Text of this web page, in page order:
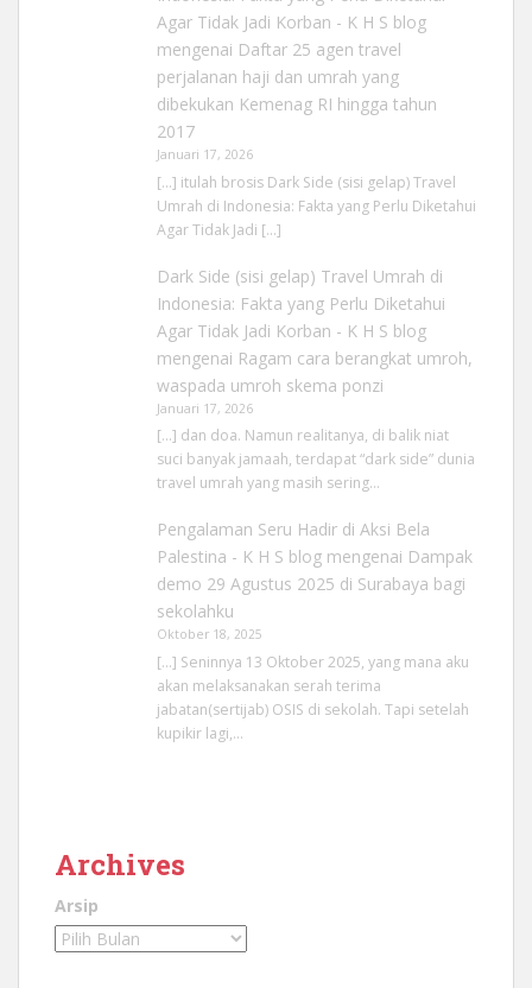
Agar Tidak Jadi Korban - K H S blog
mengenai Daftar 25 agen travel
perjalanan haji dan umrah yang
dibekukan Kemenag RI hingga tahun
2017
Januari 17, 2026
[…] itulah brosis Dark Side (sisi gelap) Travel
Umrah di Indonesia: Fakta yang Perlu Diketahui
Agar Tidak Jadi […]
Dark Side (sisi gelap) Travel Umrah di
Indonesia: Fakta yang Perlu Diketahui
Agar Tidak Jadi Korban - K H S blog
mengenai Ragam cara berangkat umroh,
waspada umroh skema ponzi
Januari 17, 2026
[…] dan doa. Namun realitanya, di balik niat
suci banyak jamaah, terdapat “dark side” dunia
travel umrah yang masih sering…
Pengalaman Seru Hadir di Aksi Bela
Palestina - K H S blogmengenai Dampak
demo 29 Agustus 2025 di Surabaya bagi
sekolahku
Oktober 18, 2025
[…] Seninnya 13 Oktober 2025, yang mana aku
akan melaksanakan serah terima
jabatan(sertijab) OSIS di sekolah. Tapi setelah
kupikir lagi,…
Archives
Arsip